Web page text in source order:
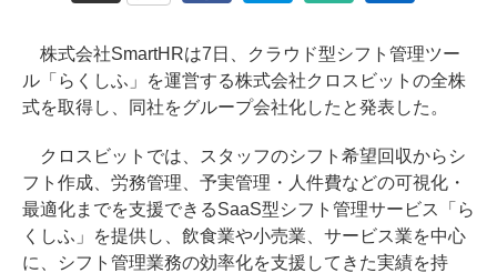
株式会社SmartHRは7日、クラウド型シフト管理ツー
ル「らくしふ」を運営する株式会社クロスビットの全株
式を取得し、同社をグループ会社化したと発表した。
クロスビットでは、スタッフのシフト希望回収からシ
フト作成、労務管理、予実管理・人件費などの可視化・
最適化までを支援できるSaaS型シフト管理サービス「ら
くしふ」を提供し、飲食業や小売業、サービス業を中心
に、シフト管理業務の効率化を支援してきた実績を持